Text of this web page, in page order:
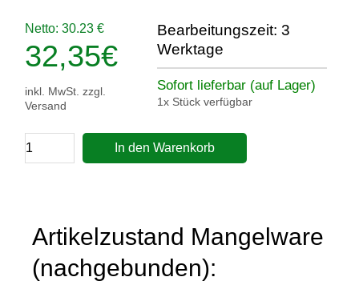
Netto: 30.23 €
32,35€
inkl. MwSt. zzgl.
Versand
In den Warenkorb
Bearbeitungszeit: 3
Werktage
Sofort lieferbar (auf Lager)
1x Stück verfügbar